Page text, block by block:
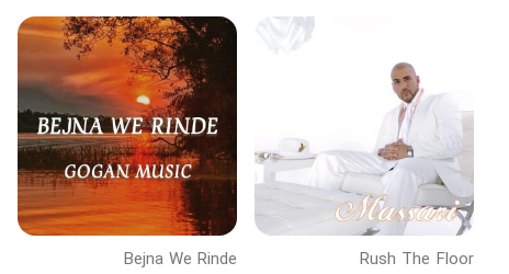
Rush The Floor
Bejna We Rinde